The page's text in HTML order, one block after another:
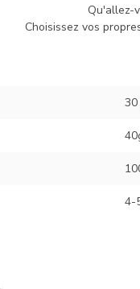
Qu'allez-
Choisissez vos
4-